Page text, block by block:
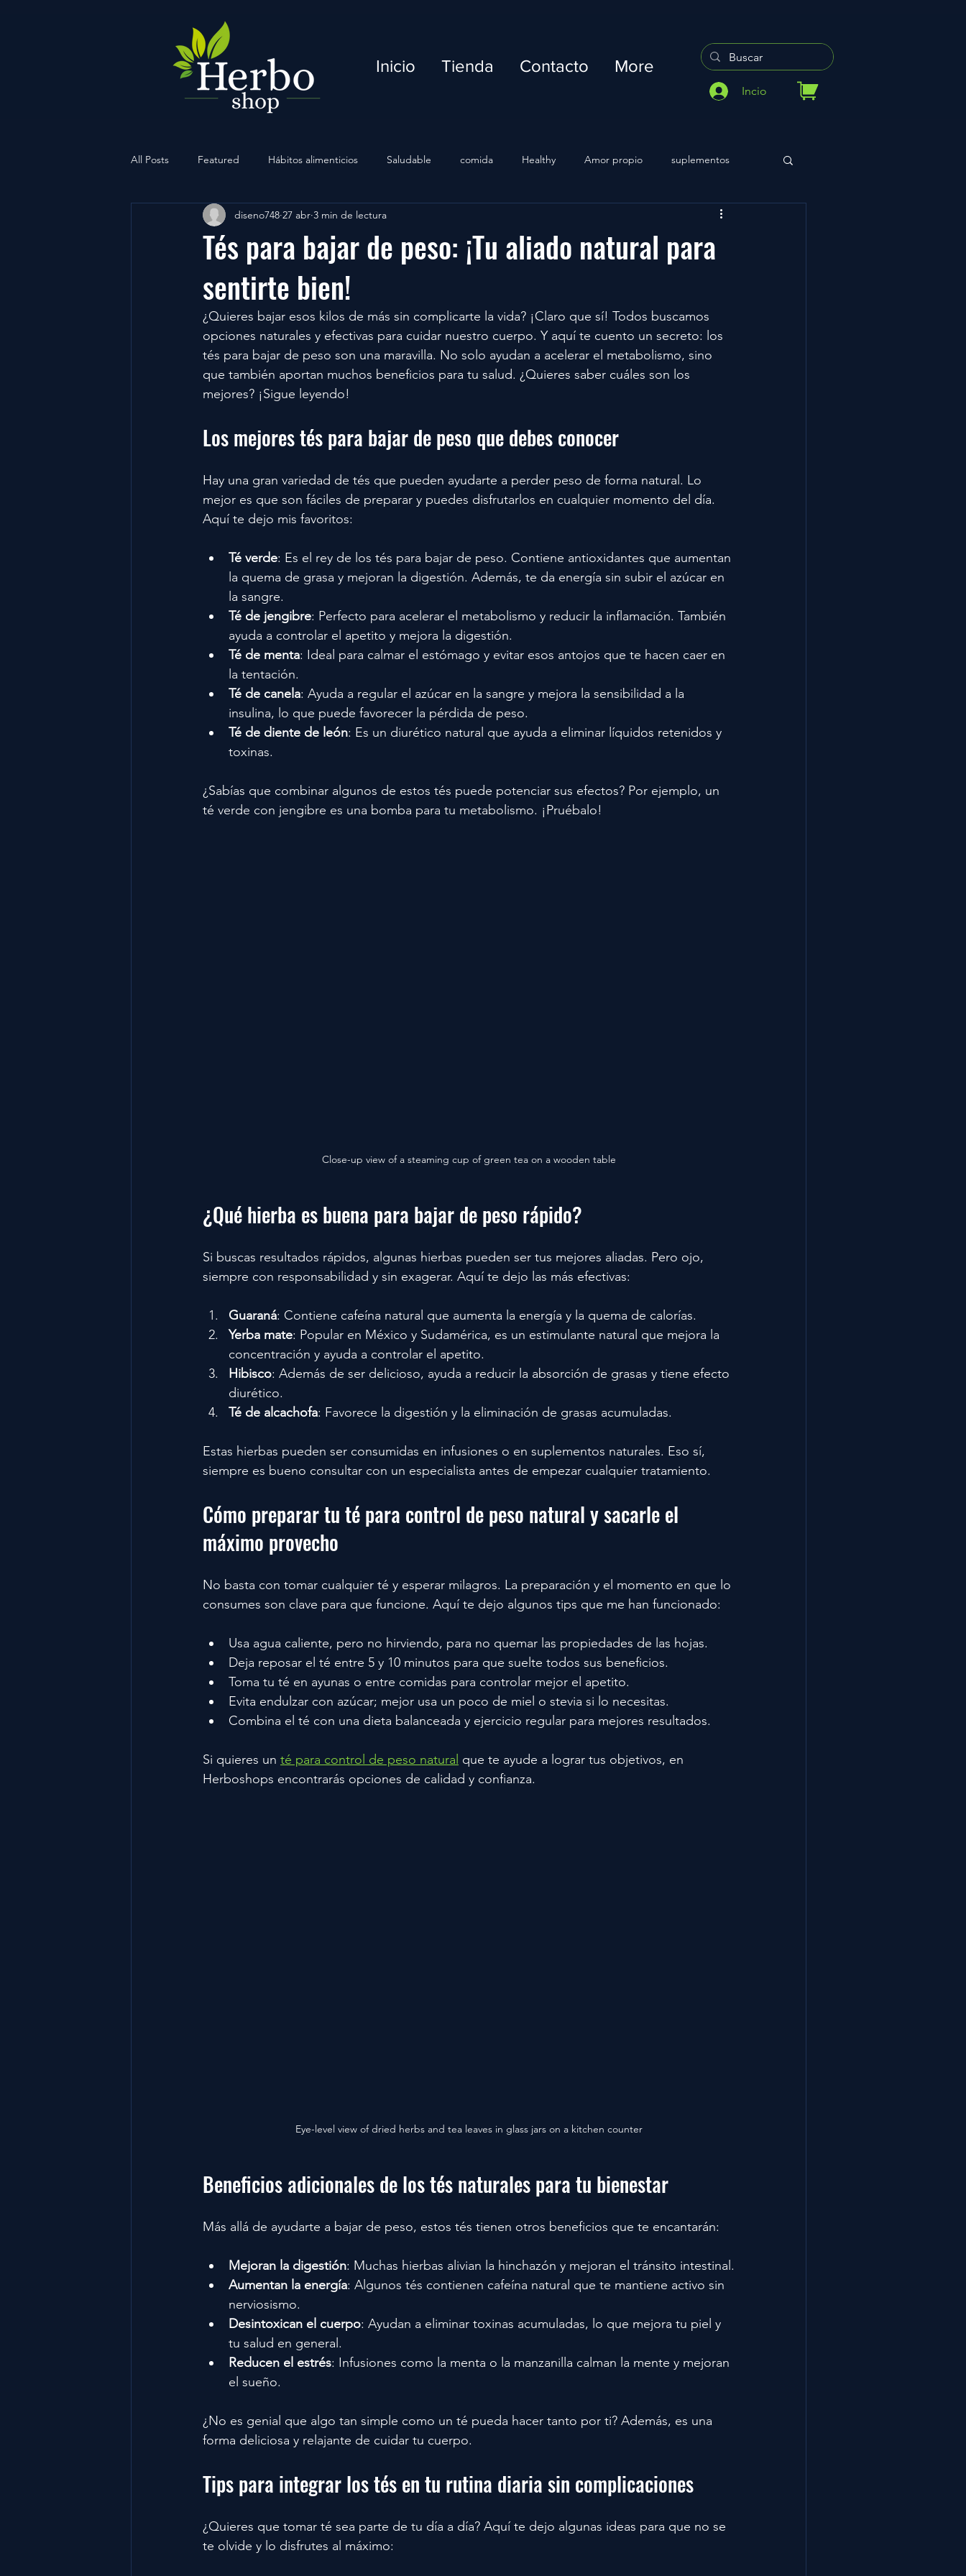
Inicio Tienda Contacto More
Incio
All Posts Featured Hábitos alimenticios Saludable comida Healthy Amor propio suplementos
Gym Deporte Fuerza
Tés para bajar de peso: ¡Tu aliado natural para
sentirte bien!
diseno748 27 abr 3 min de lectura
¿Quieres bajar esos kilos de más sin complicarte la vida? ¡Claro que sí! Todos buscamos
opciones naturales y efectivas para cuidar nuestro cuerpo. Y aquí te cuento un secreto: los
tés para bajar de peso son una maravilla. No solo ayudan a acelerar el metabolismo, sino
que también aportan muchos beneficios para tu salud. ¿Quieres saber cuáles son los
mejores? ¡Sigue leyendo!
Los mejores tés para bajar de peso que debes conocer
Hay una gran variedad de tés que pueden ayudarte a perder peso de forma natural. Lo
mejor es que son fáciles de preparar y puedes disfrutarlos en cualquier momento del día.
Aquí te dejo mis favoritos:
Té verde: Es el rey de los tés para bajar de peso. Contiene antioxidantes que aumentan
la quema de grasa y mejoran la digestión. Además, te da energía sin subir el azúcar en
la sangre.
Té de jengibre: Perfecto para acelerar el metabolismo y reducir la inflamación. También
ayuda a controlar el apetito y mejora la digestión.
Té de menta: Ideal para calmar el estómago y evitar esos antojos que te hacen caer en
la tentación.
Té de canela: Ayuda a regular el azúcar en la sangre y mejora la sensibilidad a la
insulina, lo que puede favorecer la pérdida de peso.
Té de diente de león: Es un diurético natural que ayuda a eliminar líquidos retenidos y
toxinas.
¿Sabías que combinar algunos de estos tés puede potenciar sus efectos? Por ejemplo, un
té verde con jengibre es una bomba para tu metabolismo. ¡Pruébalo!
Close-up view of a steaming cup of green tea on a wooden table
¿Qué hierba es buena para bajar de peso rápido?
Si buscas resultados rápidos, algunas hierbas pueden ser tus mejores aliadas. Pero ojo,
siempre con responsabilidad y sin exagerar. Aquí te dejo las más efectivas:
Guaraná: Contiene cafeína natural que aumenta la energía y la quema de calorías.
Yerba mate: Popular en México y Sudamérica, es un estimulante natural que mejora la
concentración y ayuda a controlar el apetito.
Hibisco: Además de ser delicioso, ayuda a reducir la absorción de grasas y tiene efecto
diurético.
Té de alcachofa: Favorece la digestión y la eliminación de grasas acumuladas.
Estas hierbas pueden ser consumidas en infusiones o en suplementos naturales. Eso sí,
siempre es bueno consultar con un especialista antes de empezar cualquier tratamiento.
Cómo preparar tu té para control de peso natural y sacarle el
máximo provecho
No basta con tomar cualquier té y esperar milagros. La preparación y el momento en que lo
consumes son clave para que funcione. Aquí te dejo algunos tips que me han funcionado:
Usa agua caliente, pero no hirviendo, para no quemar las propiedades de las hojas.
Deja reposar el té entre 5 y 10 minutos para que suelte todos sus beneficios.
Toma tu té en ayunas o entre comidas para controlar mejor el apetito.
Evita endulzar con azúcar; mejor usa un poco de miel o stevia si lo necesitas.
Combina el té con una dieta balanceada y ejercicio regular para mejores resultados.
Si quieres un té para control de peso natural que te ayude a lograr tus objetivos, en
Herboshops encontrarás opciones de calidad y confianza.
Eye-level view of dried herbs and tea leaves in glass jars on a kitchen counter
Beneficios adicionales de los tés naturales para tu bienestar
Más allá de ayudarte a bajar de peso, estos tés tienen otros beneficios que te encantarán:
Mejoran la digestión: Muchas hierbas alivian la hinchazón y mejoran el tránsito intestinal.
Aumentan la energía: Algunos tés contienen cafeína natural que te mantiene activo sin
nerviosismo.
Desintoxican el cuerpo: Ayudan a eliminar toxinas acumuladas, lo que mejora tu piel y
tu salud en general.
Reducen el estrés: Infusiones como la menta o la manzanilla calman la mente y mejoran
el sueño.
¿No es genial que algo tan simple como un té pueda hacer tanto por ti? Además, es una
forma deliciosa y relajante de cuidar tu cuerpo.
Tips para integrar los tés en tu rutina diaria sin complicaciones
¿Quieres que tomar té sea parte de tu día a día? Aquí te dejo algunas ideas para que no se
te olvide y lo disfrutes al máximo: